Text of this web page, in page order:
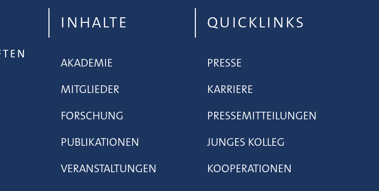
INHALTE
AKADEMIE
MITGLIEDER
FORSCHUNG
PUBLIKATIONEN
VERANSTALTUNGEN
QUICKLINKS
PRESSE
KARRIERE
PRESSEMITTEILUNGEN
JUNGES KOLLEG
KOOPERATIONEN